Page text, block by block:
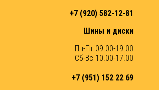
+7 (920) 582-12-81
Шины и диски
Пн-Пт 09.00-19.00
Сб-Вс 10.00-17.00
+7 (951) 152 22 69